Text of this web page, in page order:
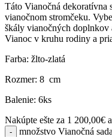
Táto Vianočná dekoratívna
vianočnom stromčeku.
škály vianočných doplnkov
Vianoc v kruhu rodiny a
Farba: žlto-zlatá
Rozmer: 8 cm
Balenie: 6ks
Nakúpte ešte za 1 200,00€
množstvo Vianočná